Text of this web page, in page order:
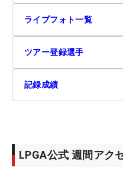
ライブフォト一覧
ツアー登録選手
記録成績
LPGA公式 週間アク